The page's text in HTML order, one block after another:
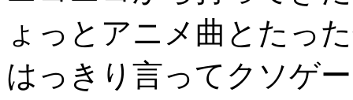
ょっとアニメ曲とたっ
はっきり言ってクソゲ